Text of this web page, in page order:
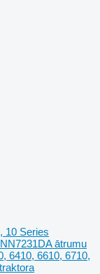
10 Series
ātrumu
6410, 6610, 6710,